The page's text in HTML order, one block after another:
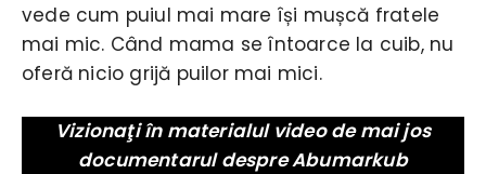
vede cum puiul mai mare își mușcă fratele
mai mic. Când mama se întoarce la cuib, nu
oferă nicio grijă puilor mai mici.
Vizionaţi în materialul video de mai jos
documentarul despre Abumarkub